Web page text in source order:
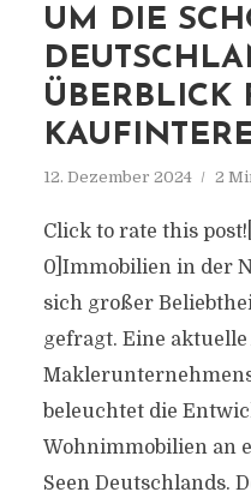
UM DIE
ÜBERBLICK
12. Dezember 2024 2
Click to rate this
0]Immobilien in der
sich großer
gefragt. Eine aktuelle
beleuchtet die
Wohnimmobilien an
Seen Deutschlands.